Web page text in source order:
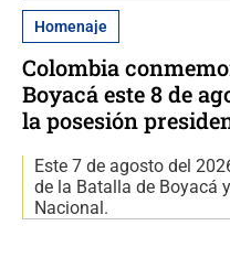
Homenaje
Colombia
Boyacá este 8 de
la posesión
Este 7 de agosto del
de la Batalla de Boyacá
Nacional.